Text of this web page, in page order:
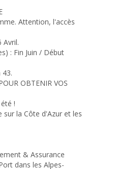
Attention, l'accès
Avril.
: Fin Juin / Début
OBTENIR VOS
!
sur la Côte d'Azur et les
& Assurance
dans les Alpes-